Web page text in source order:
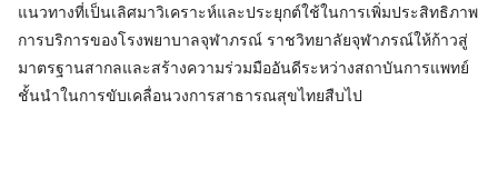
แนวทางที่เป็นเลิศมาวิเคราะห์และประยุกต์ใช้ในการเพิ่มประสิทธิภาพ
การบริการของโรงพยาบาลจุฬาภรณ์ ราชวิทยาลัยจุฬาภรณ์ให้ก้าวสู่
มาตรฐานสากลและสร้างความร่วมมืออันดีระหว่างสถาบันการแพทย์
ชั้นนำในการขับเคลื่อนวงการสาธารณสุขไทยสืบไป